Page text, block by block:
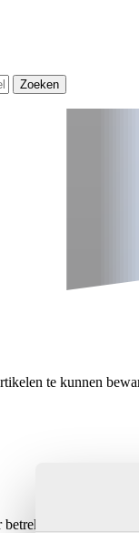
Zoeken
te kunnen